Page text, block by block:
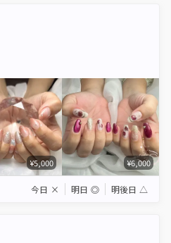
¥5,000 ¥6,000
今日 × 明日 ◎ 明後日 △